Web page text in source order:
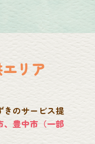
リア
きのサービス提
、豊中市（一部